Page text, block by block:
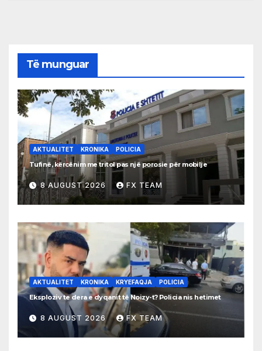
Të munguar
AKTUALITET KRONIKA POLICIA
Tufinë, kërcënim me tritol pas një porosie për mobilje
8 AUGUST 2026 FX TEAM
AKTUALITET KRONIKA KRYEFAQJA POLICIA
Eksploziv te dera e dyqanit të Noizy-t? Policia nis hetimet
8 AUGUST 2026 FX TEAM